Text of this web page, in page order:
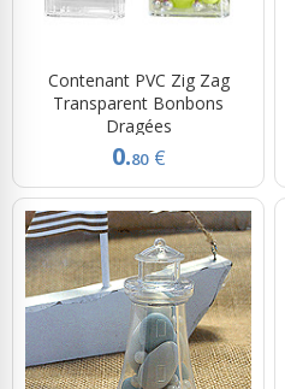
Contenant PVC Zig Zag
Transparent Bonbons
Dragées
0.80 €